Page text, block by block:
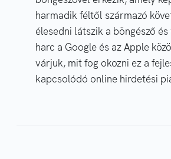
harmadik féltől származó
élesedni látszik a böngésző
harc a Google és az Apple
várjuk, mit fog okozni ez a
kapcsolódó online hirdetési